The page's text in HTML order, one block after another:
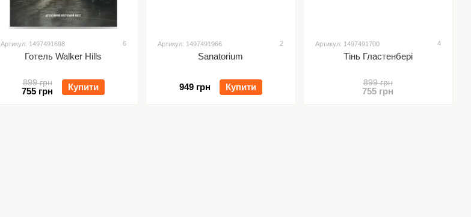
Артикул: 1497491698 6
Готель Walker Hills
899 грн
755 грн Купити
Артикул: 1497491966 2
Sanatorium
949 грн Купити
Артикул: 1497491700 4
Тінь Гластенбері
899 грн
755 грн